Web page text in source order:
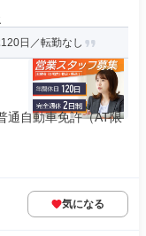
日／転勤なし
通自動車免許（AT限
気になる